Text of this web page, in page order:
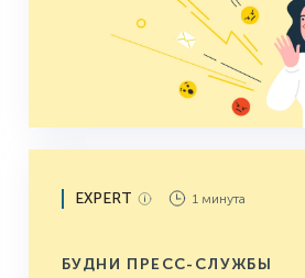
EXPERT 1 минута
БУДНИ ПРЕСС-СЛУЖБЫ